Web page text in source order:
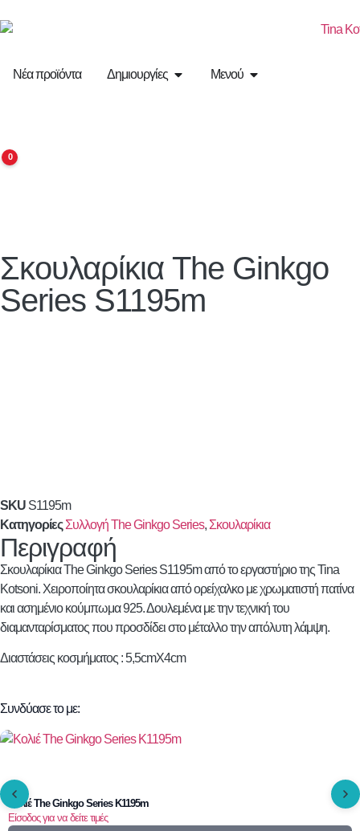
Νέα προϊόντα Δημιουργίες Μενού
0
Σκουλαρίκια The Ginkgo
Series S1195m
SKU S1195m
Κατηγορίες Συλλογή The Ginkgo Series, Σκουλαρίκια
Περιγραφή
ΣκουλαρίκιαThe Ginkgo SeriesS1195m από το εργαστήριο της Tina
Kotsoni. Χειροποίητα σκουλαρίκια από ορείχαλκο με χρωματιστή πατίνα
και ασημένιο κούμπωμα 925. Δουλεμένα με την τεχνική του
διαμανταρίσματος που προσδίδει στο μέταλλο την απόλυτη λάμψη.
Διαστάσεις κοσμήματος : 5,5cmX4cm
Συνδύασε το με:
Κολιέ The Ginkgo Series K1195m
Είσοδος για να δείτε τιμές